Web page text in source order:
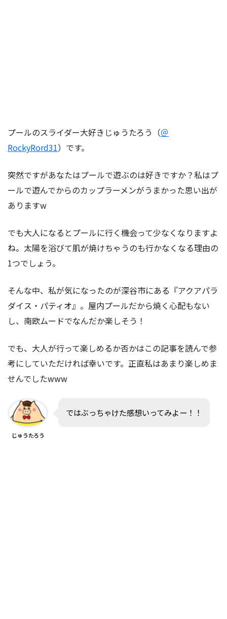
プールのスライダー大好きじゅうたろう（＠
RockyRord31）です。
突然ですがあなたはプールで遊ぶのは好きですか？私はプ
ールで遊んでからのカップラーメンがうまかった思い出が
ありますw
でも大人になるとプールに行く機会って少なくなりますよ
ね。太陽を浴びて肌が焼けちゃうのも行かなくなる理由の
1つでしょう。
そんな中、私が気になったのが深谷市にある『アクアパラ
ダイス・パティオ』。屋内プールだから焼く心配もない
し、南欧ムードでなんだか楽しそう！
でも、大人が行って楽しめるか否かはこの記事を読んで参
考にしていただければ幸いです。正直私はあまり楽しめま
せんでしたwww
じゅうたろう
ではぶっちゃけた感想いってみよー！！